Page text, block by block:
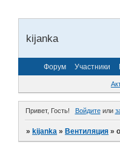
kijanka
Форум Участники
Привет, Гость! Войдитеили
»kijanka »Вентиляция »